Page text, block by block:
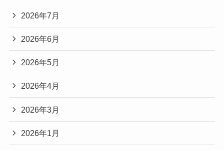
2026年7月
2026年6月
2026年5月
2026年4月
2026年3月
2026年1月